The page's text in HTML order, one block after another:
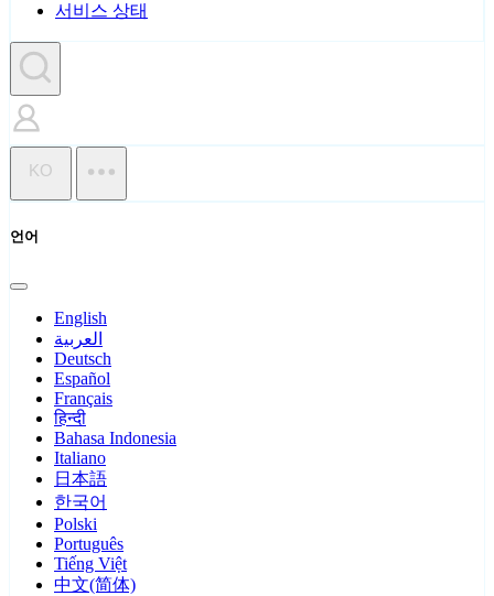
서비스 상태
KO
언어
English
العربية
Deutsch
Español
Français
हिन्दी
Bahasa Indonesia
Italiano
日本語
한국어
Polski
Português
Tiếng Việt
中文(简体)